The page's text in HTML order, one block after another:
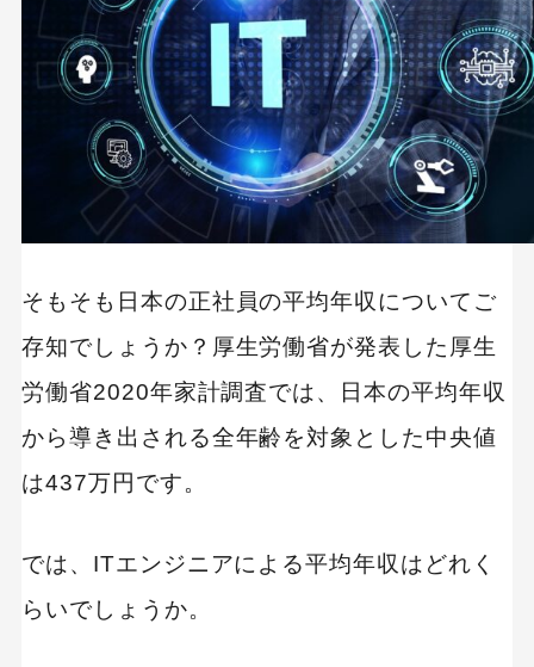
職種を変える(上流工程を学ぶ)
経験を積む
転職する
ITエンジニアになるためには
プログラミングスクールで学ぶ
RUNTEQ（ランテック）
１.初心者に最もおすすめの「Progate」
２.3分動画で学べる定番の「ドットインストー
３.アプリ制作も学べる実践型学習サイト
転職活動をおこなう
ITエンジニアとして転職を考えてる方へ
そもそも日本の正社員の平均年収についてご
存知でしょうか？厚生労働省が発表した厚生
労働省2020年家計調査では、日本の平均年収
から導き出される全年齢を対象とした中央値
は437万円です。
では、ITエンジニアによる平均年収はどれく
らいでしょうか。